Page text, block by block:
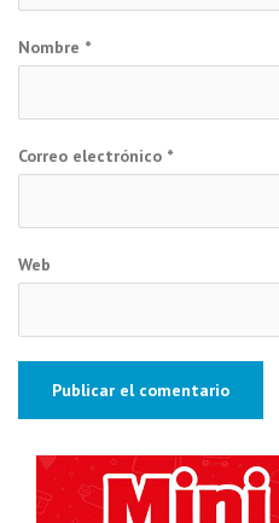
Nombre *
Correo electrónico *
Web